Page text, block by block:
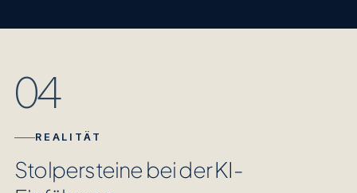
04
REALITÄT
Stolpersteine bei der KI-